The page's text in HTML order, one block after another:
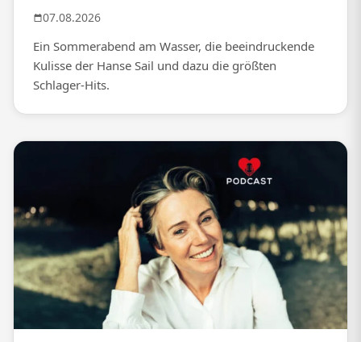
07.08.2026
Ein Sommerabend am Wasser, die beeindruckende
Kulisse der Hanse Sail und dazu die größten
Schlager-Hits.